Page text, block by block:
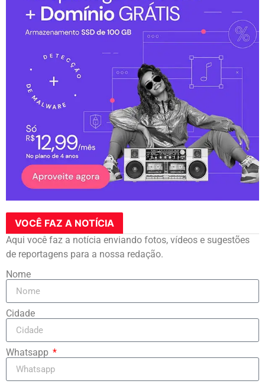
VOCÊ FAZ A NOTÍCIA
Aqui você faz a notícia enviando fotos, vídeos e sugestões
de reportagens para a nossa redação.
Nome
Cidade
Whatsapp